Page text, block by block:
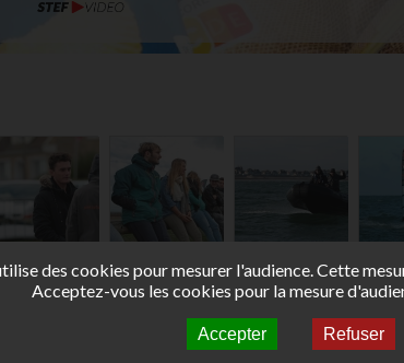
des cookies pour mesurer l'audience. Cette
Acceptez-vous les cookies pour la mesure
Accepter Refuser